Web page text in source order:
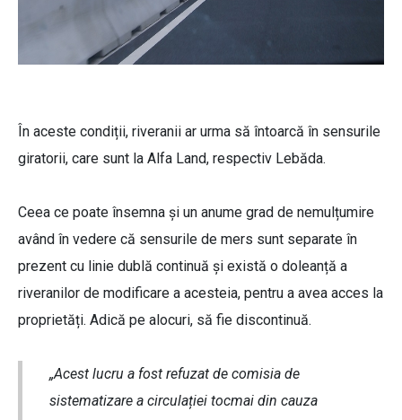
În aceste condiții, riveranii ar urma să întoarcă în sensurile
giratorii, care sunt la Alfa Land, respectiv Lebăda.
Ceea ce poate însemna și un anume grad de nemulțumire
având în vedere că sensurile de mers sunt separate în
prezent cu linie dublă continuă și există o doleanță a
riveranilor de modificare a acesteia, pentru a avea acces la
proprietăți. Adică pe alocuri, să fie discontinuă.
„Acest lucru a fost refuzat de comisia de
sistematizare a circulației tocmai din cauza